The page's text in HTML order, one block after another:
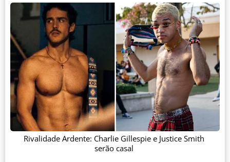
Rivalidade Ardente: Charlie Gillespie e Justice Smith
serão casal